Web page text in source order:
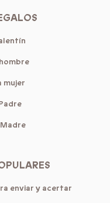
mujer
enviar y acertar